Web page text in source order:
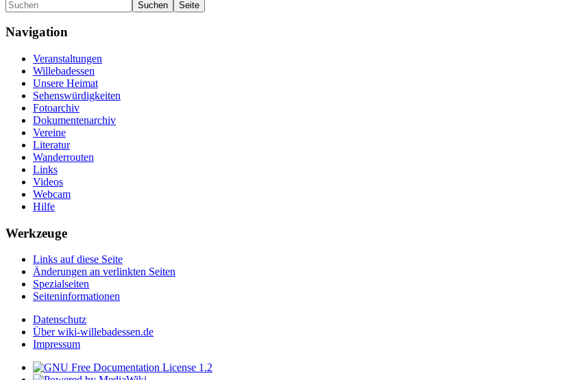
Navigation
Veranstaltungen
Willebadessen
Unsere Heimat
Sehenswürdigkeiten
Fotoarchiv
Dokumentenarchiv
Vereine
Literatur
Wanderrouten
Links
Videos
Webcam
Hilfe
Werkzeuge
Links auf diese Seite
Änderungen an verlinkten Seiten
Spezialseiten
Seiten­informationen
Datenschutz
Über wiki-willebadessen.de
Impressum